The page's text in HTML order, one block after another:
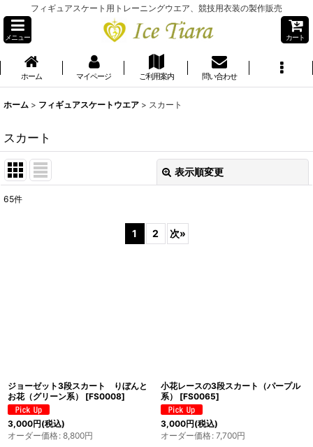
フィギュアスケート用トレーニングウエア、競技用衣装の製作販売
メニュー カート
ホーム マイページ ご利用案内 問い合わせ
ホーム > フィギュアスケートウエア > スカート
スカート
表示順変更
65件
1 2 次»
ジョーゼット3段スカート りぼんと
お花（グリーン系）
[FS0008]
3,000円(税込)
オーダー価格: 8,800円
小花レースの3段スカート（パープル
系）
[FS0065]
3,000円(税込)
オーダー価格: 7,700円